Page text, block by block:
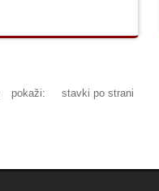
pokaži: stavki po strani